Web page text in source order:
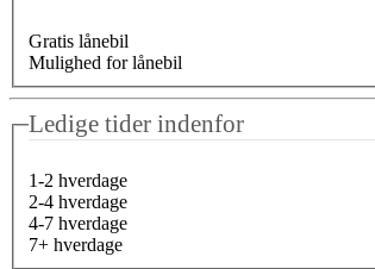
Gratis lånebil
Mulighed for lånebil
Ledige tider indenfor
1-2 hverdage
2-4 hverdage
4-7 hverdage
7+ hverdage